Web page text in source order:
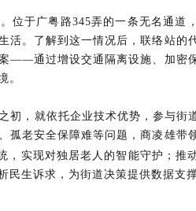
位于广粤路345弄的一条无名通道
活。了解到这一情况后，联络站的
——通过增设交通隔离设施、加密
。
，就依托企业技术优势，参与街
孤老安全保障难等问题，商凌雄带
，实现对独居老人的智能守护；推
民生诉求，为街道决策提供数据支撑